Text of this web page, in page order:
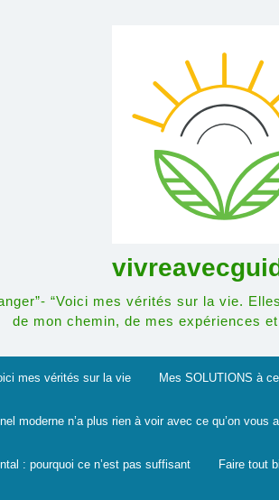
“Voici mes vérités sur la vie.
de mon chemin, de mes expériences
mes vérités sur la vie Mes SOLUTIONS à
moderne n’a plus rien à voir avec ce qu’on vous
: pourquoi ce n’est pas suffisant Faire tout